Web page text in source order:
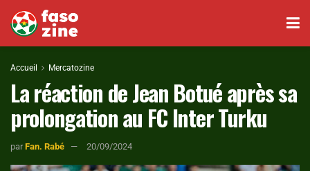
Accueil Mercatozine
La réaction de Jean Botué après sa
prolongation au FC Inter Turku
par Fan. Rabé 20/09/2024